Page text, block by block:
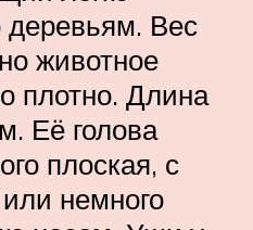
деревьям. Вес
животное
плотно. Длина
Её голова
плоская, с
немного